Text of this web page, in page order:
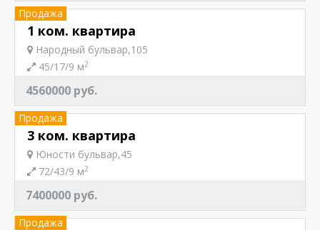
Продажа
1 ком. квартира
Народный бульвар,105
45/17/9 м2
4560000 руб.
Продажа
3 ком. квартира
Юности бульвар,45
72/43/9 м2
7400000 руб.
Продажа